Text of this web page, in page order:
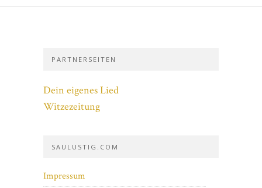
PARTNERSEITEN
Dein eigenes Lied
Witzezeitung
SAULUSTIG.COM
Impressum